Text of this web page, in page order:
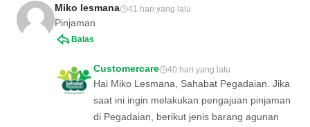
Miko lesmana 41 hari yang lalu
Pinjaman
Balas
Customercare 40 hari yang lalu
Hai Miko Lesmana, Sahabat Pegadaian. Jika
saat ini ingin melakukan pengajuan pinjaman
di Pegadaian, berikut jenis barang agunan